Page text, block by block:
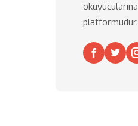
platformudur.